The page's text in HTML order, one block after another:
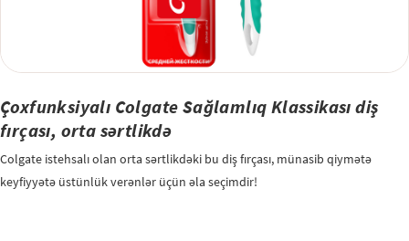
Çoxfunksiyalı Colgate Sağlamlıq Klassikası diş
fırçası, orta sərtlikdə
Colgate istehsalı olan orta sərtlikdəki bu diş fırçası, münasib qiymətə
keyfiyyətə üstünlük verənlər üçün əla seçimdir!